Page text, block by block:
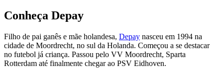
Conheça Depay
Filho de pai ganês e mãe holandesa, Depay nasceu em 1994 na
cidade de Moordrecht, no sul da Holanda. Começou a se destacar
no futebol já criança. Passou pelo VV Moordrecht, Sparta
Rotterdam até finalmente chegar ao PSV Eidhoven.